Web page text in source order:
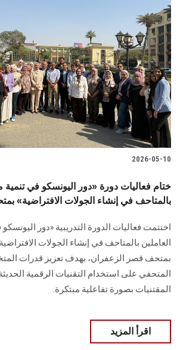
2026-05-10
ختام فعاليات دورة «دور اليونسكو في تنمية
بالمتاحف في إنشاء الجولات الافتراضية»
اختتمت فعاليات الدورة التدريبية «دور
العاملين بالمتاحف في إنشاء الجولات
بمتحف قصر الزعفران، بهدف تعزيز قدرات
المتحفي على استخدام التقنيات الرقمية
المقتنيات بصورة تفاعلية مبتكرة.
اقرأ المزيد